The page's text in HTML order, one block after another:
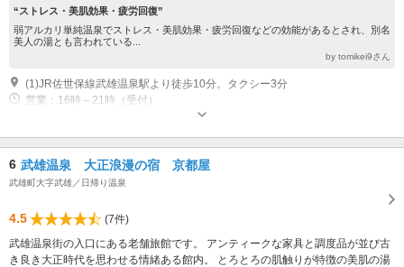
“ストレス・美肌効果・疲労回復”
弱アルカリ単純温泉でストレス・美肌効果・疲労回復などの効能があるとされ、別名
美人の湯とも言われている...
by tomikei9さん
(1)JR佐世保線武雄温泉駅より徒歩10分。タクシー3分
営業：16時～21時（受付）
6 武雄温泉 大正浪漫の宿 京都屋
武雄町大字武雄／日帰り温泉
4.5
(7件)
武雄温泉街の入口にある老舗旅館です。 アンティークな家具と調度品が並び古
き良き大正時代を思わせる情緒ある館内。 とろとろの肌触りが特徴の美肌の湯